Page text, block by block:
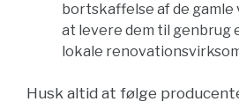
bortskaffelse af de gamle
at levere dem til genbrug
lokale
Husk altid at følge